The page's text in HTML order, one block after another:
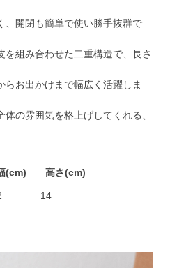
、開閉も簡単で使い勝手抜群で
を組み合わせた二重構造で、長さ
お出かけまで幅広く活躍しま
の雰囲気を格上げしてくれる、
(cm) 高さ(cm)
14